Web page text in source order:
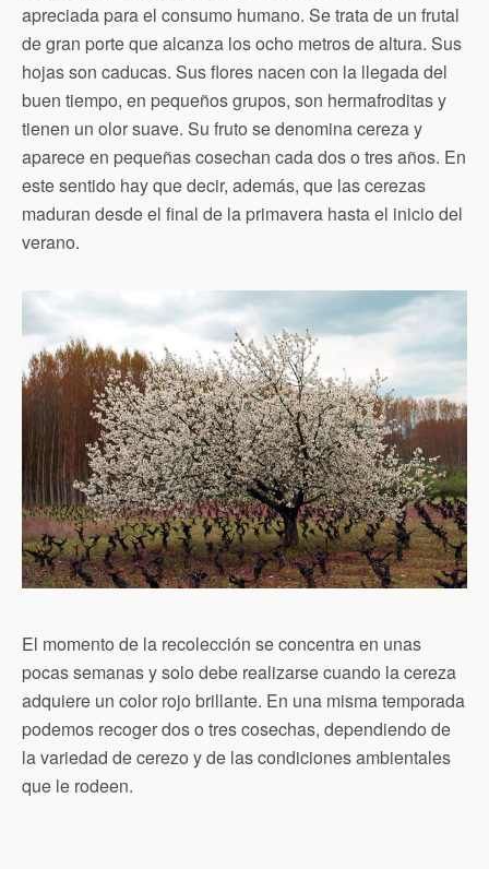
apreciada para el consumo humano. Se trata de un frutal
de gran porte que alcanza los ocho metros de altura. Sus
hojas son caducas. Sus flores nacen con la llegada del
buen tiempo, en pequeños grupos, son hermafroditas y
tienen un olor suave. Su fruto se denomina cereza y
aparece en pequeñas cosechan cada dos o tres años. En
este sentido hay que decir, además, que las cerezas
maduran desde el final de la primavera hasta el inicio del
verano.
El momento de la recolección se concentra en unas
pocas semanas y solo debe realizarse cuando la cereza
adquiere un color rojo brillante. En una misma temporada
podemos recoger dos o tres cosechas, dependiendo de
la variedad de cerezo y de las condiciones ambientales
que le rodeen.